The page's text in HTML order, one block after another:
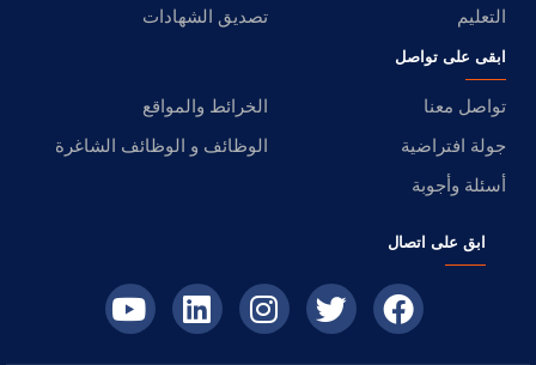
التعليم
تصديق الشهادات
ابقى على تواصل
تواصل معنا
الخرائط والمواقع
جولة افتراضية
الوظائف و الوظائف الشاغرة
أسئلة وأجوبة
ابق على اتصال